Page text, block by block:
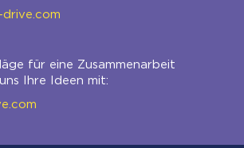
für eine Zusammenarbeit
Ihre Ideen mit: